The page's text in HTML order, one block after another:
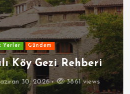
Yerler Gündem
Köy Gezi Rehberi
30, 2026 3861 views